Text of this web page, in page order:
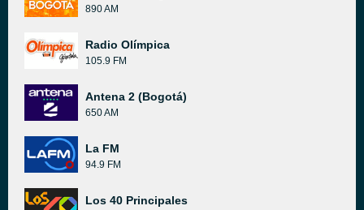
890 AM
Radio Olímpica
105.9 FM
Antena 2 (Bogotá)
650 AM
La FM
94.9 FM
Los 40 Principales